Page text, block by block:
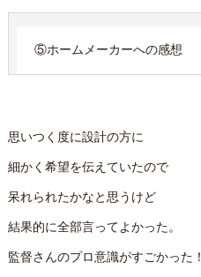
⑤ホームメーカーへの感想
思いつく度に設計の方に
細かく希望を伝えていたので
呆れられたかなと思うけど
結果的に全部言ってよかった。
監督さんのプロ意識がすごかった！